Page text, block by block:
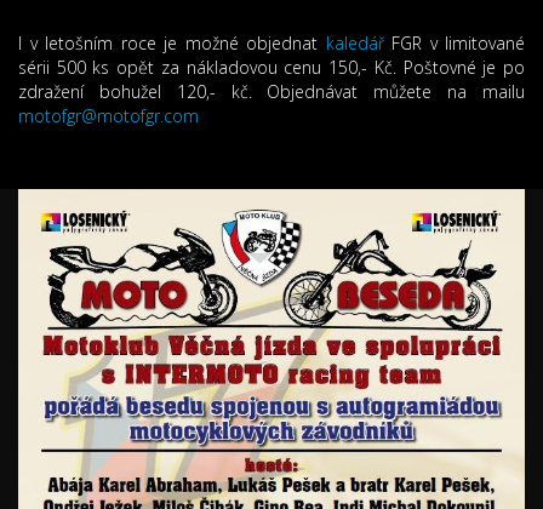
I v letošním roce je možné objednat kaledářFGR v limitované
sérii 500 ks opět za nákladovou cenu 150,- Kč. Poštovné je po
zdražení bohužel 120,- kč. Objednávat můžete na mailu
motofgr@motofgr.com